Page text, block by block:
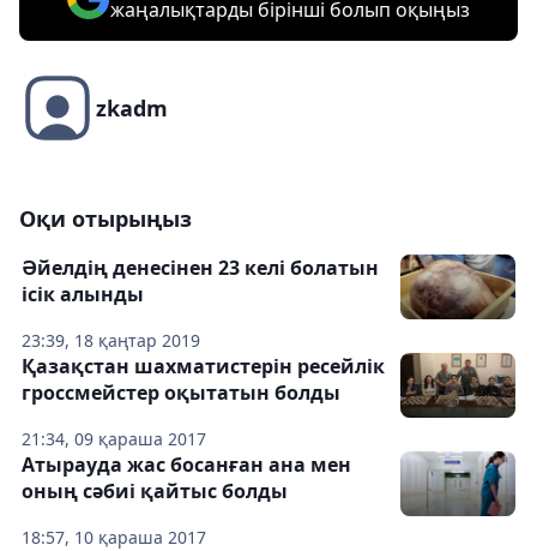
жаңалықтарды бірінші болып оқыңыз
zkadm
Оқи отырыңыз
23:39, 18 қаңтар 2019
Әйелдің денесінен 23 келі болатын
ісік алынды
21:34, 09 қараша 2017
Қазақстан шахматистерін ресейлік
гроссмейстер оқытатын болды
18:57, 10 қараша 2017
Атырауда жас босанған ана мен
оның сәбиі қайтыс болды